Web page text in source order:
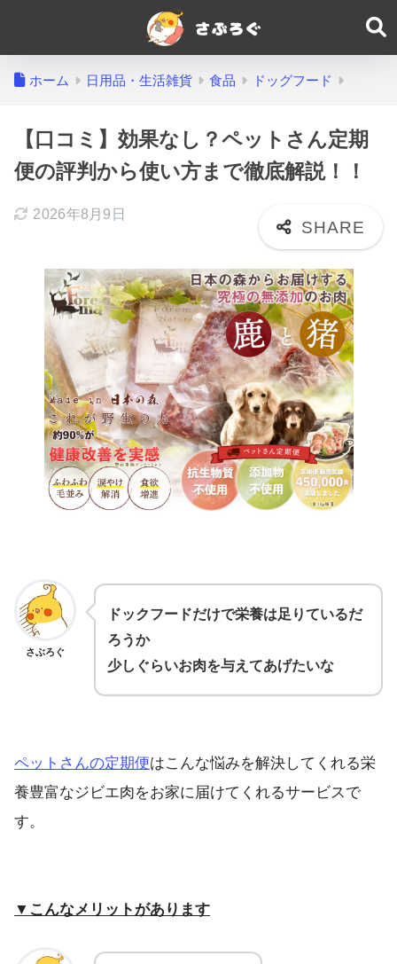
ホーム 日用品・生活雑貨 食品 ドッグフード
【口コミ】効果なし？ペットさん定期
便の評判から使い方まで徹底解説！！
2026年8月9日
さぶろぐ
ドックフードだけで栄養は足りているだ
ろうか
少しぐらいお肉を与えてあげたいな
ペットさんの定期便はこんな悩みを解決してくれる栄
養豊富なジビエ肉をお家に届けてくれるサービスで
す。
▼こんなメリットがあります